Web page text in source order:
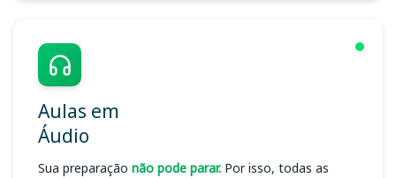
Aulas em
Áudio
Sua preparação não pode parar. Por isso, todas as